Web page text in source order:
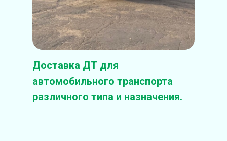
Доставка ДТ для
автомобильного транспорта
различного типа и назначения.